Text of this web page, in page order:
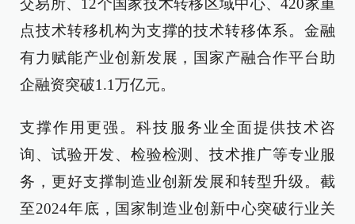
点技术转移机构为支撑的技术转移体系。金融
有力赋能产业创新发展，国家产融合作平台助
企融资突破1.1万亿元。
支撑作用更强。科技服务业全面提供技术咨
询、试验开发、检验检测、技术推广等专业服
务，更好支撑制造业创新发展和转型升级。截
至2024年底，国家制造业创新中心突破行业关